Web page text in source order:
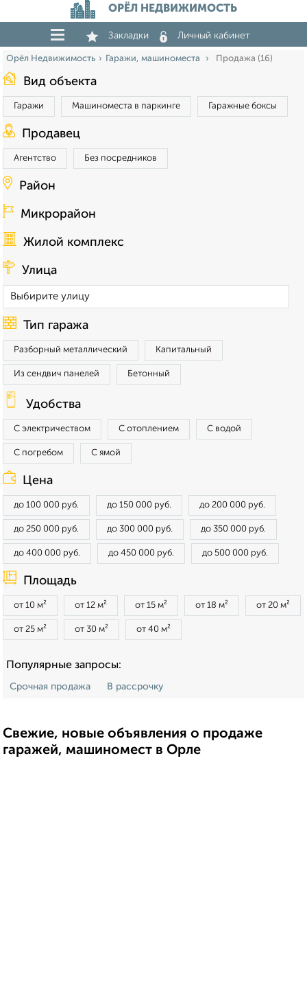
ОРЁЛ НЕДВИЖИМОСТЬ
Закладки Личный кабинет
Орёл Недвижимость Гаражи, машиноместа Продажа (16)
Вид объекта
Гаражи Машиноместа в паркинге Гаражные боксы
Продавец
Агентство Без посредников
Район
Микрорайон
Жилой комплекс
Улица
Тип гаража
Разборный металлический Капитальный
Из сендвич панелей Бетонный
Удобства
С электричеством С отоплением С водой
С погребом С ямой
Цена
до 100 000 руб. до 150 000 руб. до 200 000 руб.
до 250 000 руб. до 300 000 руб. до 350 000 руб.
до 400 000 руб. до 450 000 руб. до 500 000 руб.
Площадь
от 10 м² от 12 м² от 15 м² от 18 м² от 20 м²
от 25 м² от 30 м² от 40 м²
Популярные запросы:
Срочная продажа В рассрочку
Свежие, новые объявления о продаже
гаражей, машиномест в Орле